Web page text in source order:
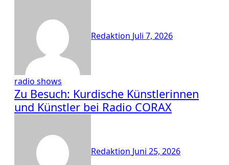
Redaktion Juli 7, 2026
radio shows
Zu Besuch: Kurdische Künstlerinnen
und Künstler bei Radio CORAX
Redaktion Juni 25, 2026